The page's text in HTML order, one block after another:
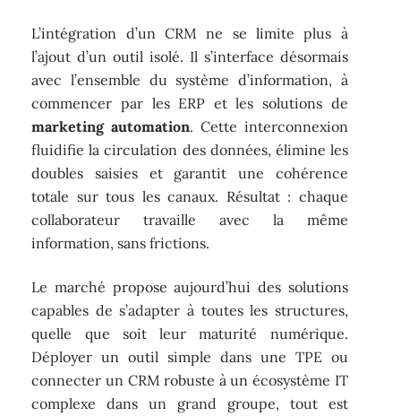
L’intégration d’un CRM ne se limite plus à
l’ajout d’un outil isolé. Il s’interface désormais
avec l’ensemble du système d’information, à
commencer par les ERP et les solutions de
marketing automation. Cette interconnexion
fluidifie la circulation des données, élimine les
doubles saisies et garantit une cohérence
totale sur tous les canaux. Résultat : chaque
collaborateur travaille avec la même
information, sans frictions.
Le marché propose aujourd’hui des solutions
capables de s’adapter à toutes les structures,
quelle que soit leur maturité numérique.
Déployer un outil simple dans une TPE ou
connecter un CRM robuste à un écosystème IT
complexe dans un grand groupe, tout est